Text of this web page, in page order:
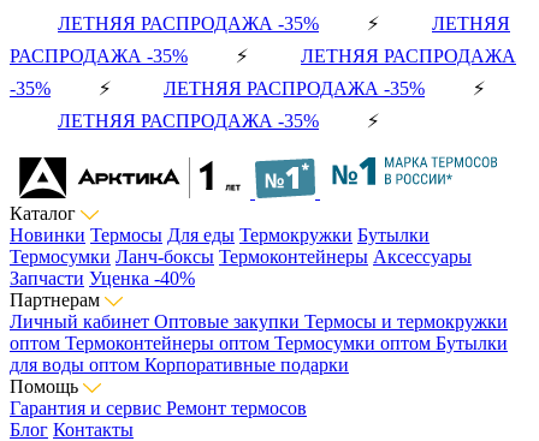
ЛЕТНЯЯ РАСПРОДАЖА -35% ⚡ ЛЕТНЯЯ
РАСПРОДАЖА -35% ⚡ ЛЕТНЯЯ РАСПРОДАЖА
-35% ⚡ ЛЕТНЯЯ РАСПРОДАЖА -35% ⚡
ЛЕТНЯЯ РАСПРОДАЖА -35% ⚡
Каталог
Новинки Термосы Для еды Термокружки Бутылки
Термосумки Ланч-боксы Термоконтейнеры Аксессуары
Запчасти Уценка -40%
Партнерам
Личный кабинет Оптовые закупки Термосы и термокружки
оптом Термоконтейнеры оптом Термосумки оптом Бутылки
для воды оптом Корпоративные подарки
Помощь
Гарантия и сервис Ремонт термосов
Блог Контакты